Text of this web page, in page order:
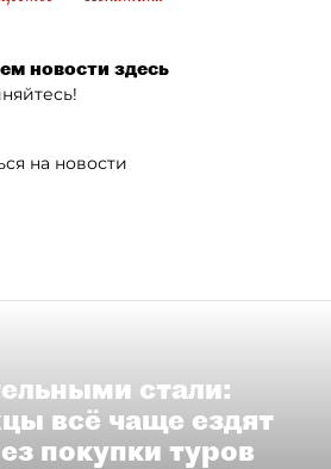
новости здесь
на новости
стали:
всё чаще ездят
покупки туров